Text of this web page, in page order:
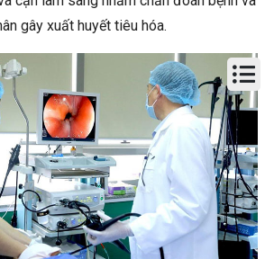
gây xuất huyết tiêu hóa.